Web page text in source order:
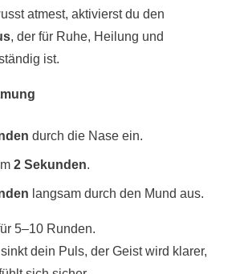
atmest, aktivierst du den
, der für Ruhe, Heilung und
ist.
durch die Nase ein.
2 Sekunden.
langsam durch den Mund aus.
5–10 Runden.
dein Puls, der Geist wird klarer,